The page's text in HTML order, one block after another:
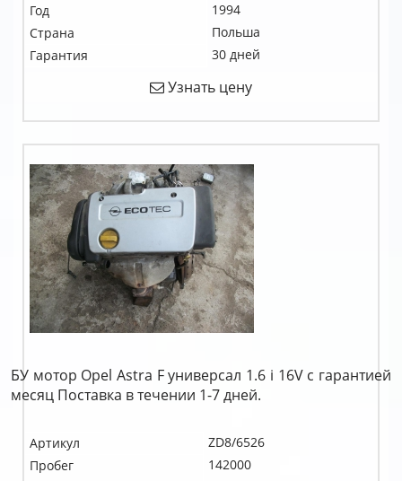
Год
1994
Страна
Польша
Гарантия
30 дней
Узнать цену
БУ мотор Opel Astra F универсал 1.6 i 16V c гарантией
месяц Поставка в течении 1-7 дней.
Артикул
ZD8/6526
Пробег
142000